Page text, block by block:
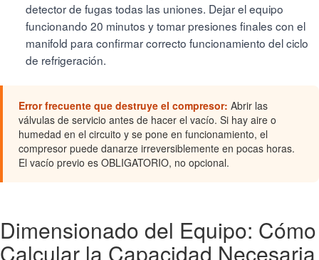
detector de fugas todas las uniones. Dejar el equipo
funcionando 20 minutos y tomar presiones finales con el
manifold para confirmar correcto funcionamiento del ciclo
de refrigeración.
Error frecuente que destruye el compresor: Abrir las
válvulas de servicio antes de hacer el vacío. Si hay aire o
humedad en el circuito y se pone en funcionamiento, el
compresor puede danarze irreversiblemente en pocas horas.
El vacío previo es OBLIGATORIO, no opcional.
Dimensionado del Equipo: Cómo
Calcular la Capacidad Necesaria